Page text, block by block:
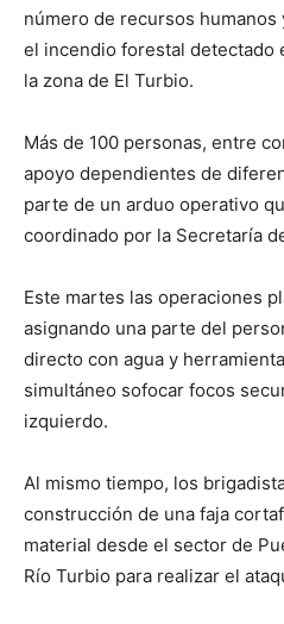
número de recursos
el incendio forestal detectado
la zona de El Turbio.
Más de 100 personas, entre
apoyo dependientes de
parte de un arduo operativo
coordinado por la Secretaría
Este martes las operaciones
asignando una parte del
directo con agua y
simultáneo sofocar focos
izquierdo.
Al mismo tiempo, los
construcción de una faja
material desde el sector de
Río Turbio para realizar el